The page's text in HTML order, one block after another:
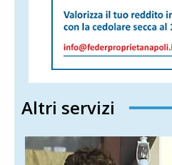
Altri servizi